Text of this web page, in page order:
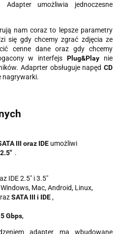
Adapter umożliwia jednoczesne
nam coraz to lepsze parametry
się gdy chcemy zgrać zdjęcia ze
cenne dane oraz gdy chcemy
w interfejsPlug&Play nie
Adaprter obsługuje napęd CD
nagrywarki.
III oraz IDE umożliwi
.
IDE 2.5" i 3.5"
Mac, Android, Linux,
SATA III i IDE,
5 Gbps,
adapter ma wbudowane